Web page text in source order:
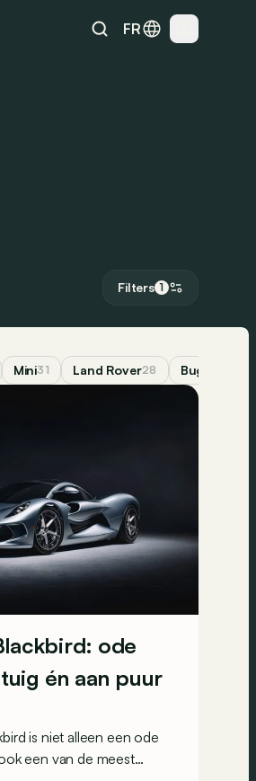
FR
Filters 1
Mini31 Land Rover28 Bugatti
ode
én aan puur
is niet alleen een ode
een van de meest